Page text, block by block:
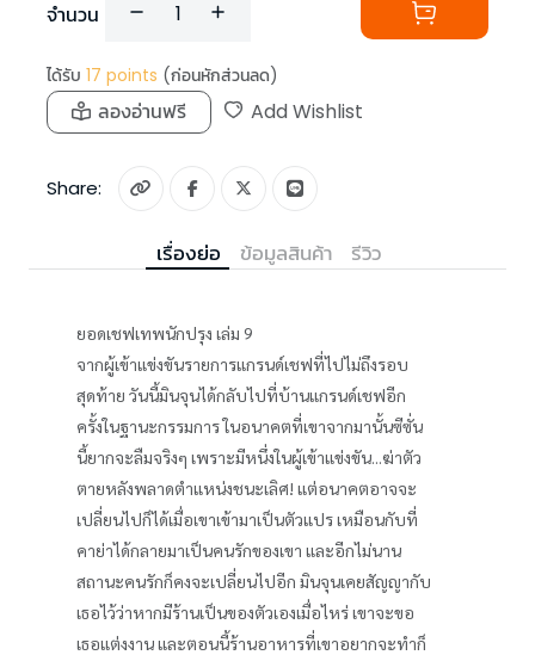
จำนวน
ได้รับ 17 points (ก่อนหักส่วนลด)
ลองอ่านฟรี Add Wishlist
Share:
เรื่องย่อ ข้อมูลสินค้า รีวิว
ยอดเชฟเทพนักปรุง เล่ม 9
จากผู้เข้าแข่งขันรายการแกรนด์เชฟที่ไปไม่ถึงรอบ
สุดท้าย วันนี้มินจุนได้กลับไปที่บ้านแกรนด์เชฟอีก
ครั้งในฐานะกรรมการ ในอนาคตที่เขาจากมานั้นซีซั่น
นี้ยากจะลืมจริงๆ เพราะมีหนึ่งในผู้เข้าแข่งขัน...ฆ่าตัว
ตายหลังพลาดตำแหน่งชนะเลิศ! แต่อนาคตอาจจะ
เปลี่ยนไปก็ได้เมื่อเขาเข้ามาเป็นตัวแปร เหมือนกับที่
คาย่าได้กลายมาเป็นคนรักของเขา และอีกไม่นาน
สถานะคนรักก็คงจะเปลี่ยนไปอีก มินจุนเคยสัญญากับ
เธอไว้ว่าหากมีร้านเป็นของตัวเองเมื่อไหร่ เขาจะขอ
เธอแต่งงาน และตอนนี้ร้านอาหารที่เขาอยากจะทำก็